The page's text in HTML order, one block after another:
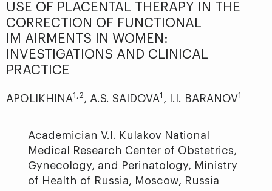
USE OF PLACENTAL THERAPY IN THE
CORRECTION OF FUNCTIONAL
IM AIRMENTS IN WOMEN:
INVESTIGATIONS AND CLINICAL
PRACTICE
APOLIKHINA1,2 , A.S. SAIDOVA1 , I.I. BARANOV1
Academician V.I. Kulakov National
Medical Research Center of Obstetrics,
Gynecology, and Perinatology, Ministry
of Health of Russia, Moscow, Russia